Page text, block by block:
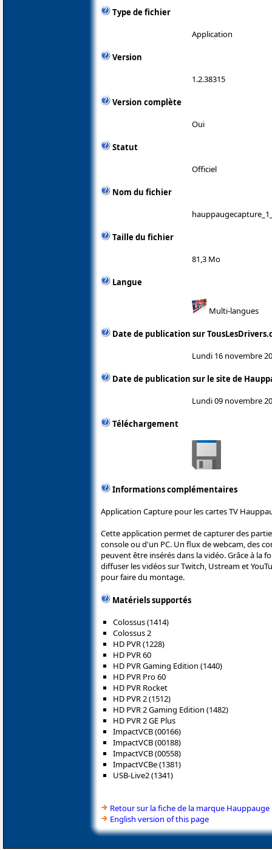
Type de fichier
Application
Version
1.2.38315
Version complète
Oui
Statut
Officiel
Nom du fichier
Taille du fichier
81,3 Mo
Langue
Multi-langues
Date de publication sur
Lundi 16 novembre
Date de publication sur le site de
Lundi 09 novembre
Téléchargement
Informations complémentaires
Application Capture pour les cartes TV
Cette application permet de capturer des
console ou d'un PC. Un flux de webcam, des
peuvent être insérés dans la vidéo. Grâce à la
diffuser les vidéos sur Twitch, Ustream et
pour faire du montage.
Matériels supportés
Colossus (1414)
Colossus 2
HD PVR (1228)
HD PVR 60
HD PVR Gaming Edition (1440)
HD PVR Pro 60
HD PVR Rocket
HD PVR 2 (1512)
HD PVR 2 Gaming Edition (1482)
HD PVR 2 GE Plus
ImpactVCB (00166)
ImpactVCB (00188)
ImpactVCB (00558)
ImpactVCBe (1381)
USB-Live2 (1341)
Retour sur la fiche de la marque Hauppauge
English version of this page